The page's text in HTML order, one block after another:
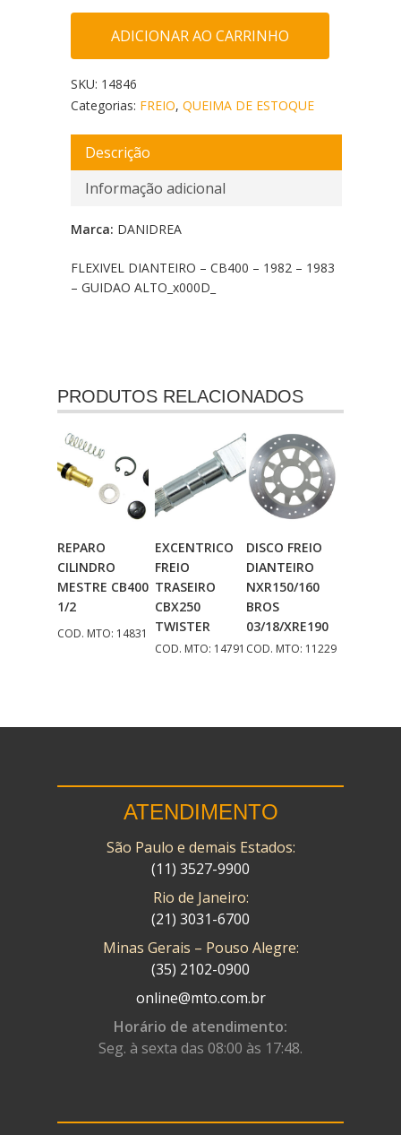
ADICIONAR AO CARRINHO
SKU: 14846
Categorias: FREIO, QUEIMA DE ESTOQUE
Descrição
Informação adicional
Marca: DANIDREA
FLEXIVEL DIANTEIRO – CB400 – 1982 – 1983
– GUIDAO ALTO_x000D_
PRODUTOS RELACIONADOS
Adicionar
Ao Carrinho
REPARO
CILINDRO
MESTRE CB400
1/2
COD. MTO: 14831
Adicionar
Ao Carrinho
EXCENTRICO
FREIO
TRASEIRO
CBX250
TWISTER
COD. MTO: 14791
Adicionar
Ao Carrinho
DISCO FREIO
DIANTEIRO
NXR150/160
BROS
03/18/XRE190
COD. MTO: 11229
ATENDIMENTO
São Paulo e demais Estados:
(11) 3527-9900
Rio de Janeiro:
(21) 3031-6700
Minas Gerais – Pouso Alegre:
(35) 2102-0900
online@mto.com.br
Horário de atendimento:
Seg. à sexta das 08:00 às 17:48.